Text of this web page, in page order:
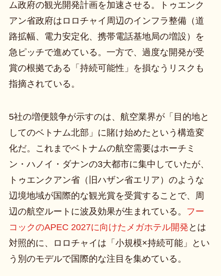
ム政府の観光開発計画を加速させる。トゥエンク
アン省政府はロロチャイ周辺のインフラ整備（道
路拡幅、電力安定化、携帯電話基地局の増設）を
急ピッチで進めている。一方で、過度な開発が受
賞の根拠である「持続可能性」を損なうリスクも
指摘されている。
5社の増便競争が示すのは、航空業界が「目的地と
してのベトナム北部」に賭け始めたという構造変
化だ。これまでベトナムの航空需要はホーチミ
ン・ハノイ・ダナンの3大都市に集中していたが、
トゥエンクアン省（旧ハザン省エリア）のような
辺境地域が国際的な観光賞を受賞することで、周
辺の航空ルートに波及効果が生まれている。
フー
コックのAPEC 2027に向けたメガホテル開発 とは
対照的に、ロロチャイは「小規模×持続可能」とい
う別のモデルで国際的な注目を集めている。